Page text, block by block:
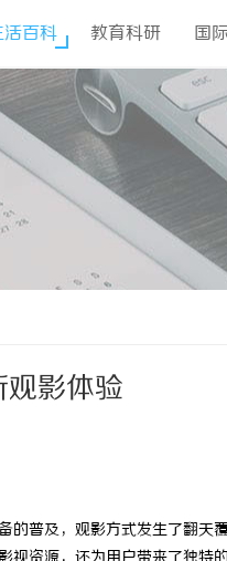
活百科 教育科研 国
影体验
的普及，观影方式发生了翻